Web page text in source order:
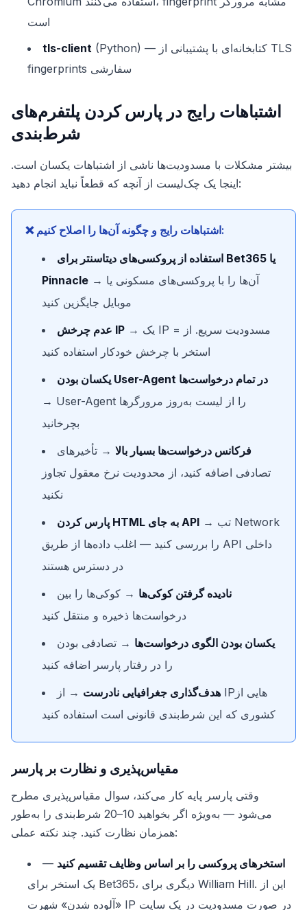
است
tls-client (Python) — کتابخانه‌ای با پشتیبانی از TLS
fingerprints سفارشی
اشتباهات رایج در پارس کردن پلتفرم‌های
شرط‌بندی
بیشتر مشکلات با مسدودیت‌ها ناشی از اشتباهات یکسان است.
اینجا یک چک‌لیست از آنچه که قطعاً نباید انجام دهید:
❌ اشتباهات رایج و چگونه آن‌ها را اصلاح کنیم:
استفاده از پروکسی‌های دیتاسنتر برای Bet365 یا
Pinnacle → آن‌ها را با پروکسی‌های مسکونی یا
موبایل جایگزین کنید
عدم چرخش IP → یک IP = مسدودیت سریع. از
استخر با چرخش خودکار استفاده کنید
یکسان بودن User-Agent در تمام درخواست‌ها
→ User-Agent را از لیست به‌روز مرورگرها
بچرخانید
فرکانس درخواست‌ها بسیار بالا → تأخیرهای
تصادفی اضافه کنید، از محدودیت نرخ معقول تجاوز
نکنید
پارس کردن HTML به جای API → تب Network
را بررسی کنید — اغلب داده‌ها از طریق API داخلی
در دسترس هستند
نادیده گرفتن کوکی‌ها → کوکی‌ها را بین
درخواست‌ها ذخیره و منتقل کنید
یکسان بودن الگوی درخواست‌ها → تصادفی بودن
را در رفتار پارسر اضافه کنید
هدف‌گذاری جغرافیایی نادرست → از IPهایی از
کشوری که این شرط‌بندی قانونی است استفاده کنید
مقیاس‌پذیری و نظارت بر پارسر
وقتی پارسر پایه کار می‌کند، سوال مقیاس‌پذیری مطرح
می‌شود — به‌ویژه اگر بخواهید 10–20 شرط‌بندی را به‌طور
همزمان نظارت کنید. چند نکته عملی:
استخرهای پروکسی را بر اساس وظایف تقسیم کنید —
یک استخر برای Bet365، دیگری برای William Hill. این از
«آلوده شدن» شهرت IP در صورت مسدودیت در یک سایت